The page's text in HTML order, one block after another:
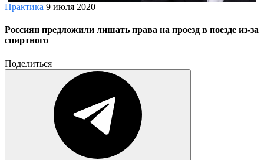
Практика 9 июля 2020
Россиян предложили лишать права на проезд в поезде из-за
спиртного
Поделиться